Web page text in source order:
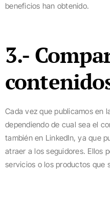
beneficios han obtenido.
3.-
Cada vez que publicamos en
dependiendo de cual sea el
también en LinkedIn, ya que
atraer a los seguidores. Ellos
servicios o los productos que